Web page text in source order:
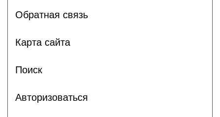
Обратная связь
Карта сайта
Поиск
Авторизоваться